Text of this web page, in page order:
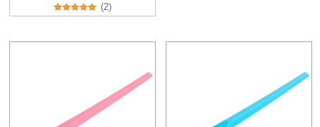
(2)